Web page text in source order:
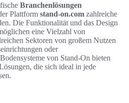
Branchenlösungen
Plattform stand-on.com zahlreiche
Die Funktionalität und das Design
eine Vielzahl von
Sektoren von großem Nutzen
oder
von Stand-On bieten
die sich ideal in jede